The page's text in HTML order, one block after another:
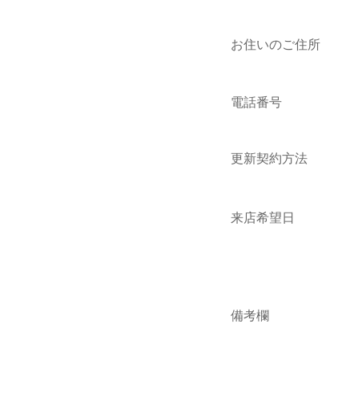
お住いのご住所
電話番号
更新契約方法
来店希望日
備考欄